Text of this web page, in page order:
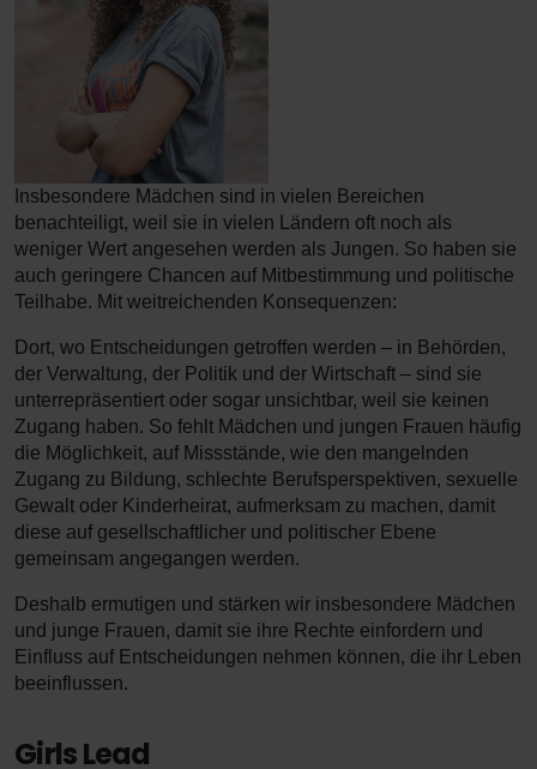
Insbesondere Mädchen sind in vielen Bereichen
benachteiligt, weil sie in vielen Ländern oft noch als
weniger Wert angesehen werden als Jungen. So haben sie
auch geringere Chancen auf Mitbestimmung und politische
Teilhabe. Mit weitreichenden Konsequenzen:
Dort, wo Entscheidungen getroffen werden – in Behörden,
der Verwaltung, der Politik und der Wirtschaft – sind sie
unterrepräsentiert oder sogar unsichtbar, weil sie keinen
Zugang haben. So fehlt Mädchen und jungen Frauen häufig
die Möglichkeit, auf Missstände, wie den mangelnden
Zugang zu Bildung, schlechte Berufsperspektiven, sexuelle
Gewalt oder Kinderheirat, aufmerksam zu machen, damit
diese auf gesellschaftlicher und politischer Ebene
gemeinsam angegangen werden.
Deshalb ermutigen und stärken wir insbesondere Mädchen
und junge Frauen, damit sie ihre Rechte einfordern und
Einfluss auf Entscheidungen nehmen können, die ihr Leben
beeinflussen.
Girls Lead